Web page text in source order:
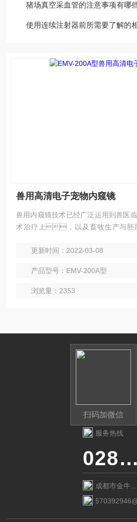
猪场真空采血管的注意事项有哪
使用连续注射器前所需要了解的
兽用高清电子宠物内窥镜
兽用内窥镜技术已经广泛运用到兽医
术治疗上，以及畜牧生产与胚
用。 兽用内窥镜可以直接观察到腹腔器官如肝、
面等，因此，多数腹腔脏器
镜检查来进行确诊；内窥镜还
更新时间：2022-03-08
产品型号：EMV-200A型
浏览量：2353
扫码加微信
服务热线
028-87741718
成都市金牛区
金府路799号